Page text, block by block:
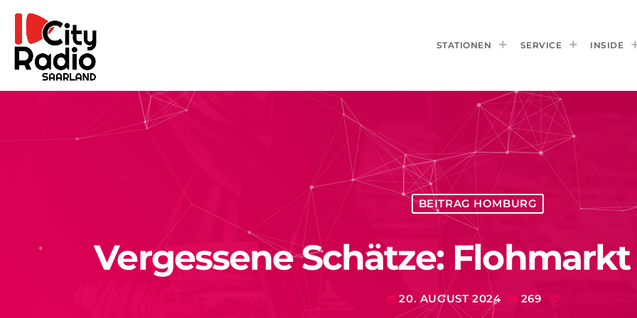
STATIONEN SERVICE INSIDE
BEITRAG HOMBURG
Vergessene Schätze:
today 20. AUGUST 2024 269